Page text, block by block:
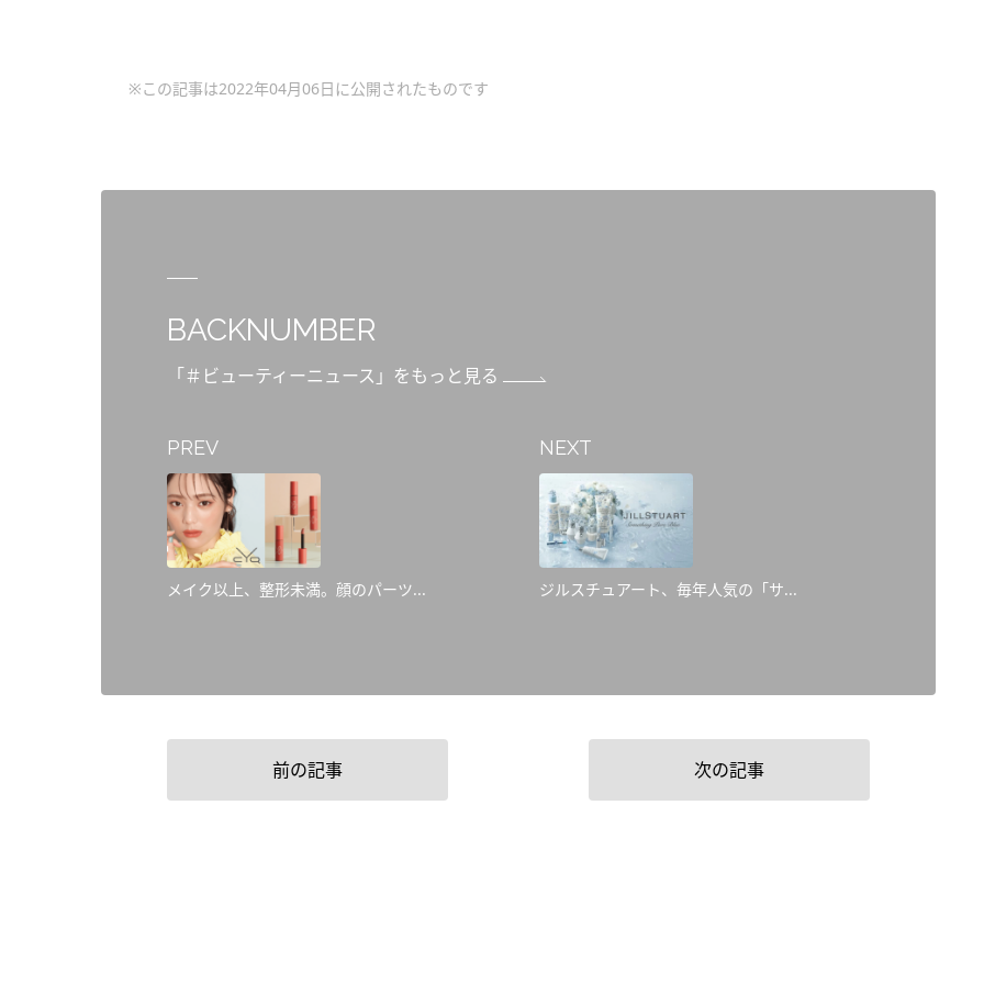
※この記事は2022年04月06日に公開されたものです
BACKNUMBER
「＃ビューティーニュース」をもっと見る
PREV
メイク以上、整形未満。顔のパーツ...
NEXT
ジルスチュアート、毎年人気の「サ...
前の記事 次の記事